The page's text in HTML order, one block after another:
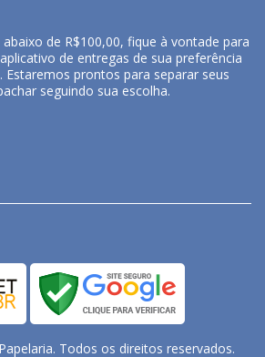
de R$100,00, fique à vontade para
de entregas de sua preferência
Estaremos prontos para separar seus
seguindo sua escolha.
Todos os direitos reservados.